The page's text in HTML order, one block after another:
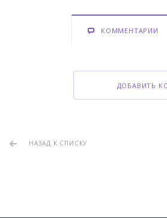
КОММЕНТАРИИ
ДОБАВИТЬ
НАЗАД К СПИСКУ